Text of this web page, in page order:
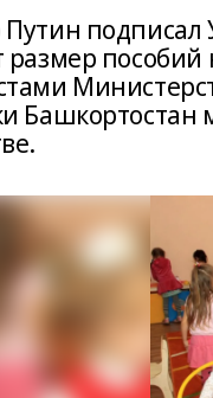
подписал
размер пособий